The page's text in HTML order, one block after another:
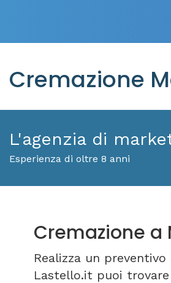
Cremazione
L'agenzia di
Esperienza di oltre 8 anni
Cremazione a
Realizza un
Lastello.it puoi